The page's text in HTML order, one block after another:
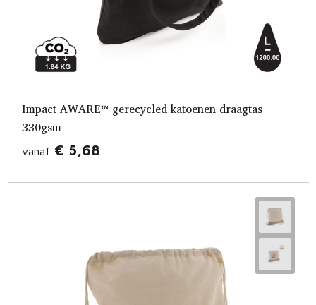
Impact AWARE™ gerecycled katoenen draagtas
330gsm
vanaf € 5,68